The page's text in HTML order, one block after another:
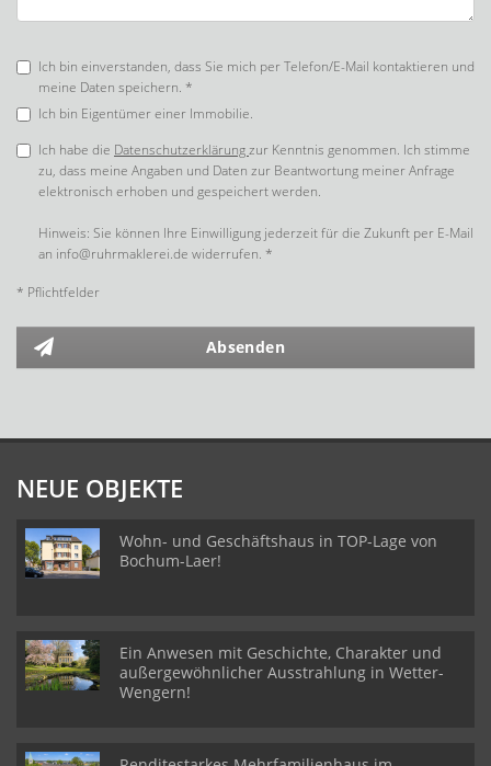
Ich bin einverstanden, dass Sie mich per Telefon/E-Mail kontaktieren und
meine Daten speichern. *
Ich bin Eigentümer einer Immobilie.
Ich habe die Datenschutzerklärungzur Kenntnis genommen. Ich stimme
zu, dass meine Angaben und Daten zur Beantwortung meiner Anfrage
elektronisch erhoben und gespeichert werden.
Hinweis: Sie können Ihre Einwilligung jederzeit für die Zukunft per E-Mail
an info@ruhrmaklerei.de widerrufen. *
* Pflichtfelder
Absenden
NEUE OBJEKTE
Wohn- und Geschäftshaus in TOP-Lage von
Bochum-Laer!
Ein Anwesen mit Geschichte, Charakter und
außergewöhnlicher Ausstrahlung in Wetter-
Wengern!